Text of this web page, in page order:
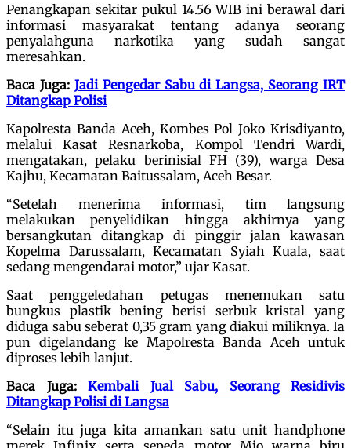
Penangkapan sekitar pukul 14.56 WIB ini berawal dari
informasi masyarakat tentang adanya seorang
penyalahguna narkotika yang sudah sangat
meresahkan.
Baca Juga: Jadi Pengedar Sabu di Langsa, Seorang IRT
Ditangkap Polisi
Kapolresta Banda Aceh, Kombes Pol Joko Krisdiyanto,
melalui Kasat Resnarkoba, Kompol Tendri Wardi,
mengatakan, pelaku berinisial FH (39), warga Desa
Kajhu, Kecamatan Baitussalam, Aceh Besar.
“Setelah menerima informasi, tim langsung
melakukan penyelidikan hingga akhirnya yang
bersangkutan ditangkap di pinggir jalan kawasan
Kopelma Darussalam, Kecamatan Syiah Kuala, saat
sedang mengendarai motor,” ujar Kasat.
Saat penggeledahan petugas menemukan satu
bungkus plastik bening berisi serbuk kristal yang
diduga sabu seberat 0,35 gram yang diakui miliknya. Ia
pun digelandang ke Mapolresta Banda Aceh untuk
diproses lebih lanjut.
Baca Juga: Kembali Jual Sabu, Seorang Residivis
Ditangkap Polisi di Langsa
“Selain itu juga kita amankan satu unit handphone